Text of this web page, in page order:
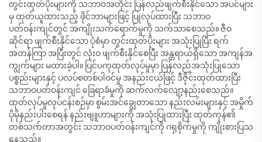
တွင်းထုတ်ပိုးများကို သဘာဝအတိုင်း ပြန်လည်ဖျက်စီးနိုင်သော အပင်များ
မှ ထုတ်ယူထားသည့် ဖိုင်ဘာများဖြင့် ပြုလုပ်ထားပြီး သဘာဝ
ပတ်ဝန်းကျင်တွင် အကျိုးသက်ရောက်မှုကို သက်သာစေသည်။ ဇီဝ
ဆိုင်ရာ ဖျက်စီးနိုင်သော ပုံစံမှာ တွင်းထုတ်ပိုးများ အသုံးပြုပြီး ရက်
အတန်ကြာ အပြီးတွင် လုံးဝ ဖျက်စီးနိုင်စေပြီး အန္တရာယ်ရှိသော အကျန်အ
ကျွက်များ မထားခဲ့ပါ။ ပြင်ပကုထုတ်လုပ်မှုမှာ ပြန်လည်အသုံးပြုသော
ပစ္စည်းများနှင့် ပလပ်စတစ်ပါဝင်မှု အနည်းငယ်ဖြင့် ဒီဇိုင်းထုတ်ထားပြီး
သဘာဝပတ်ဝန်းကျင် ခြေရာခံမှုကို ဆက်လက်လျော့နည်းစေသည်။
ထုတ်လုပ်မှုလုပ်ငန်းစဉ်မှာ စွမ်းအင်ချွေတာသော နည်းလမ်းများနှင့် အမှိုက်
ပိုမိုနည်းပါးစေရန် နည်းဗျူဟာများကို အသုံးပြုထားပြီး ထုတ်ကုန်၏
တစ်သက်တာအတွင်း သဘာဝပတ်ဝန်းကျင်ကို ဂရုစိုက်မှုကို ကျိုးစားပြသ
နေသည်။